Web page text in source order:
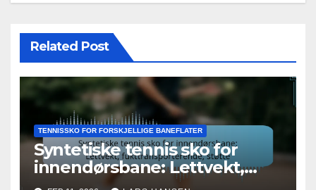
Related Post
TENNISSKO FOR FORSKJELLIGE BANEFLATER
Syntetiske tennis sko for
innendørsbane: Lettvekt,
fukttransporterende, støtte